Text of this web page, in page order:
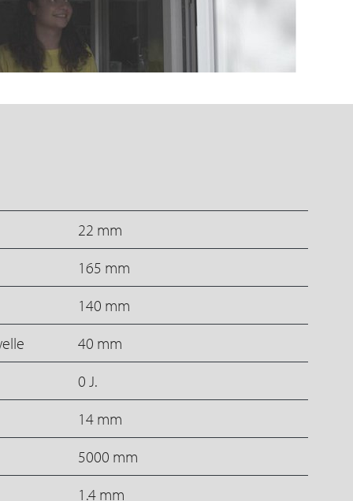
22 mm
165 mm
140 mm
40 mm
0 J.
14 mm
5000 mm
1.4 mm